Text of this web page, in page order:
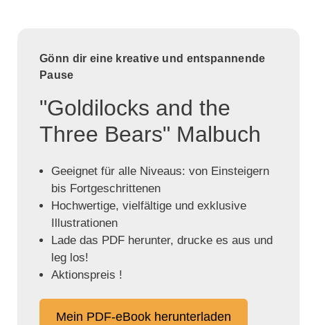
Gönn dir eine kreative und entspannende
Pause
"Goldilocks and the
Three Bears" Malbuch
Geeignet für alle Niveaus: von Einsteigern
bis Fortgeschrittenen
Hochwertige, vielfältige und exklusive
Illustrationen
Lade das PDF herunter, drucke es aus und
leg los!
Aktionspreis !
Mein PDF-eBook herunterladen